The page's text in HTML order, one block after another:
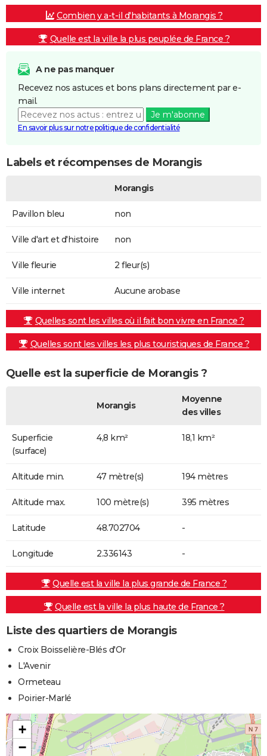
Combien y a-t-il d'habitants à Morangis ?
Quelle est la ville la plus peuplée de France ?
A ne pas manquer
Recevez nos astuces et bons plans directement par e-
mail.
Je m'abonne
En savoir plus sur notre politique de confidentialité
Labels et récompenses de Morangis
Morangis
Pavillon bleu non
Ville d'art et d'histoire non
Ville fleurie 2 fleur(s)
Ville internet Aucune arobase
Quelles sont les villes où il fait bon vivre en France ?
Quelles sont les villes les plus touristiques de France ?
Quelle est la superficie de Morangis ?
Morangis
Moyenne
des villes
Superficie
(surface)
4,8 km² 18,1 km²
Altitude min. 47 mètre(s) 194 mètres
Altitude max. 100 mètre(s) 395 mètres
Latitude 48.702704 -
Longitude 2.336143 -
Quelle est la ville la plus grande de France ?
Quelle est la ville la plus haute de France ?
Liste des quartiers de Morangis
Croix Boisselière-Blés d'Or
L'Avenir
Ormeteau
Poirier-Marlé
+
−